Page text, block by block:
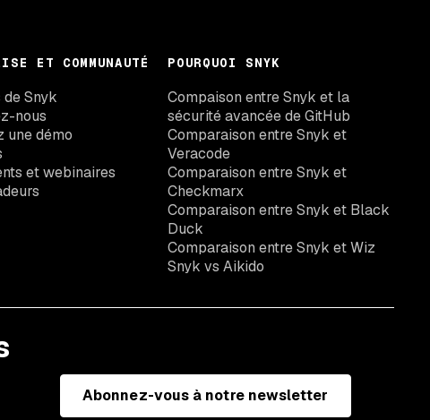
ET COMMUNAUTÉ
Snyk
nous
une démo
et webinaires
POURQUOI SNYK
Compaison entre Snyk et la
sécurité avancée de GitHub
Comparaison entre Snyk et
Veracode
Comparaison entre Snyk et
Checkmarx
Comparaison entre Snyk et Black
Duck
Comparaison entre Snyk et Wiz
Snyk vs Aikido
Abonnez-vous à notre newsletter